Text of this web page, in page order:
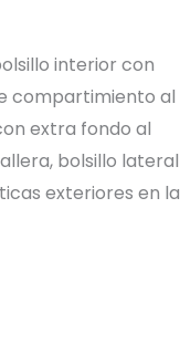
interior con
compartimiento al
extra fondo al
bolsillo lateral
exteriores en la